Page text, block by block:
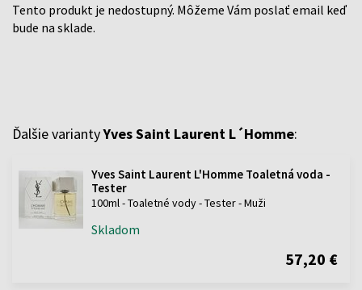
Tento produkt je nedostupný. Môžeme Vám poslať email keď
bude na sklade.
Ďalšie variantyYves Saint Laurent L´Homme:
Yves Saint Laurent L'Homme Toaletná voda -
Tester
100ml - Toaletné vody - Tester - Muži
Skladom
57,20 €